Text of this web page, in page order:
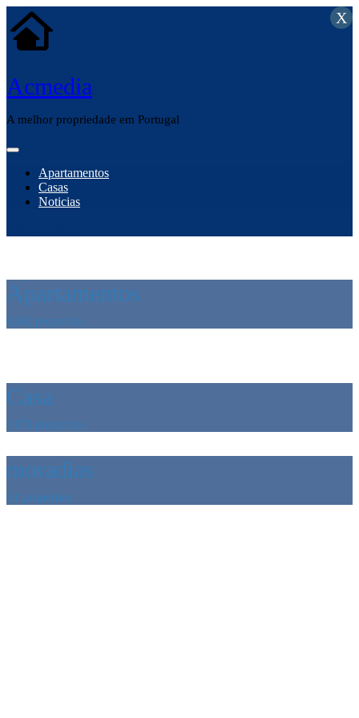
Acmedia
A melhor propriedade em Portugal
Apartamentos
Casas
Noticias
Apartamentos
8262 properties
Casa
3179 properties
moradias
61 properties
X